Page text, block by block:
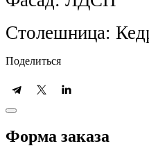
Столешница:
Поделиться
Форма заказа